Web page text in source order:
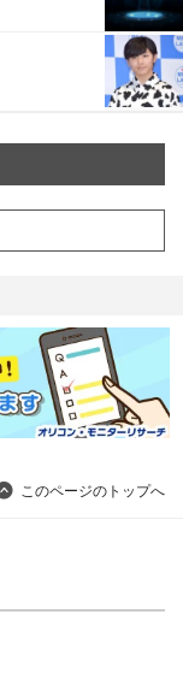
このページのトップへ